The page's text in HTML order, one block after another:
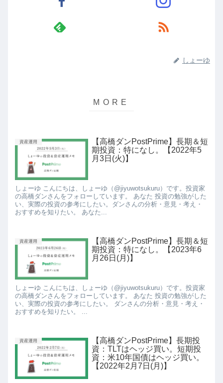
しょーゆ
資産運用
【高橋ダンPostPrime】長期＆短
期投資：特になし。【2022年5
月3日(火)】
しょーゆ こんにちは、しょーゆ（@jiyuwotsukuru）です。投資家
の高橋ダンさんをフォローしています。 あなた 投資の勉強がした
い、実際の投資の参考にしたい。ダンさんの分析・意見・考え・
おすすめを知りたい。 あなた...
資産運用
【高橋ダンPostPrime】長期＆短
期投資：特になし。【2023年6
月26日(月)】
しょーゆ こんにちは、しょーゆ（@jiyuwotsukuru）です。投資家
の高橋ダンさんをフォローしています。 あなた 投資の勉強がした
い、実際の投資の参考にしたい。 ダンさんの分析・意見・考え・
おすすめを知りたい。 ...
資産運用
【高橋ダンPostPrime】長期投
資：TLTはヘッジ買い。短期投
資：米10年国債はヘッジ買い。
【2022年2月7日(月)】